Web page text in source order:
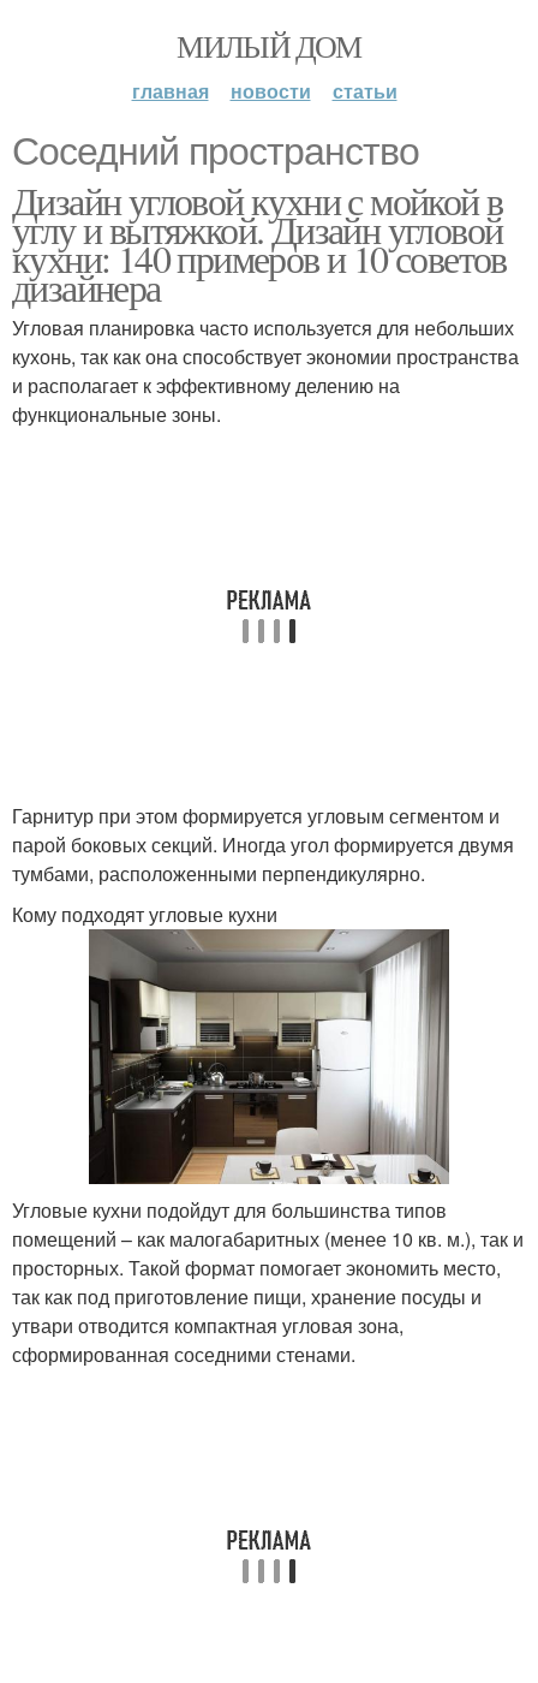
МИЛЫЙ ДОМ
главная новости статьи
Соседний пространство
Дизайн угловой кухни с мойкой в
углу и вытяжкой. Дизайн угловой
кухни: 140 примеров и 10 советов
дизайнера
Угловая планировка часто используется для небольших
кухонь, так как она способствует экономии пространства
и располагает к эффективному делению на
функциональные зоны.
Гарнитур при этом формируется угловым сегментом и
парой боковых секций. Иногда угол формируется двумя
тумбами, расположенными перпендикулярно.
Кому подходят угловые кухни
Угловые кухни подойдут для большинства типов
помещений – как малогабаритных (менее 10 кв. м.), так и
просторных. Такой формат помогает экономить место,
так как под приготовление пищи, хранение посуды и
утвари отводится компактная угловая зона,
сформированная соседними стенами.